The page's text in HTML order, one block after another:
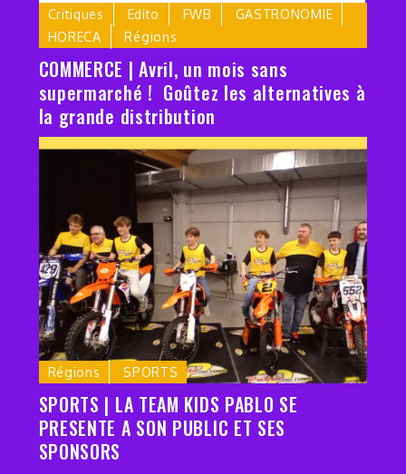
Critiques Edito FWB
GASTRONOMIE
HORECA
Régions
COMMERCE | Avril, un mois sans
supermarché ! Goûtez les alternatives à
la grande distribution
Régions SPORTS
SPORTS | LA TEAM KIDS PABLO SE
PRESENTE A SON PUBLIC ET SES
SPONSORS